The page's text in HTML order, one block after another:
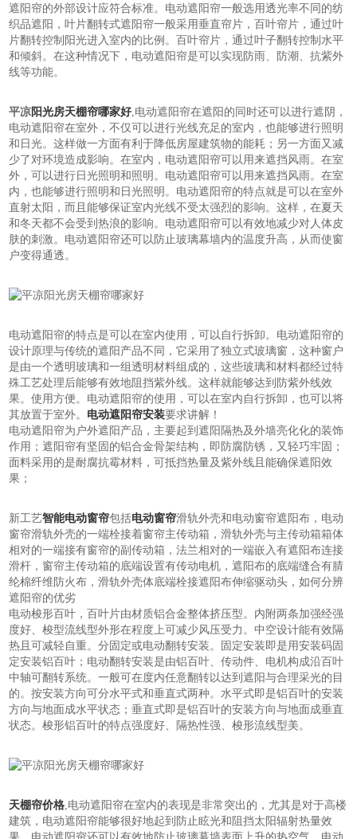
遮阳帘的外部设计应符合标准。电动遮阳帘一般选用透光率不同的纺
织品遮阳，叶片翻转式遮阳帘一般采用垂直帘片，百叶帘片，通过叶
片翻转控制阳光进入室内的比例。百叶帘片，通过叶子翻转控制水平
和倾斜。在这种情况下，电动遮阳帘是可以实现防雨、防潮、抗紫外
线等功能。
平凉阳光房天棚帘哪家好,电动遮阳帘在遮阳的同时还可以进行遮阴，
电动遮阳帘在室外，不仅可以进行光线充足的室内，也能够进行照明
和日光。这样做一方面有利于降低房屋建筑物的能耗；另一方面又减
少了对环境造成影响。在室内，电动遮阳帘可以用来遮挡风雨。在室
外，可以进行日光照明和照明。电动遮阳帘可以用来遮挡风雨。在室
内，也能够进行照明和日光照明。电动遮阳帘的特点就是可以在室外
直射太阳，而且能够保证室内光线不受太强烈的影响。这样，在夏天
和冬天都不会受到热浪的影响。电动遮阳帘可以有效地减少对人体皮
肤的刺激。电动遮阳帘还可以防止玻璃幕墙内的温度升高，从而使窗
户变得通透。
电动遮阳帘的特点是可以在室内使用，可以自行拆卸。电动遮阳帘的
设计原理与传统的遮阳产品不同，它采用了独立式玻璃窗，这种窗户
是由一个透明玻璃和一组透明材料组成的，这些玻璃和材料都经过特
殊工艺处理后能够有效地阻挡紫外线。这样就能够达到防紫外线效
果。使用方便。电动遮阳帘的使用，可以在室内自行拆卸，也可以将
其放置于室外。 电动遮阳帘安装要求讲解！
电动遮阳帘为户外遮阳产品，主要起到遮阳隔热及外墙亮化化的装饰
作用；遮阳帘有坚固的铝合金骨架结构，即防腐防锈，又轻巧牢固；
面料采用的是耐腐抗霉材料，可抵挡热量及紫外线且能确保遮阳效
果；
新工艺智能电动窗帘包括电动窗帘滑轨外壳和电动窗帘遮阳布，电动
窗帘滑轨外壳的一端栓接着窗帘主传动箱，滑轨外壳与主传动箱箱体
相对的一端接有窗帘的副传动箱，法兰相对的一端嵌入有遮阳布连接
滑杆，窗帘主传动箱的底端设置有传动电机，遮阳布的底端缝合有腈
纶棉纤维防火布，滑轨外壳体底端栓接遮阳布伸缩驱动头，如何分辨
遮阳帘的优劣
电动梭形百叶，百叶片由材质铝合金整体挤压型。内附两条加强经强
度好、梭型流线型外形在程度上可减少风压受力。中空设计能有效隔
热且可减轻自重。分固定或电动翻转安装。固定安装即是用安装码固
定安装铝百叶；电动翻转安装是由铝百叶、传动件、电机构成沿百叶
中轴可翻转系统。一般可在度内任意翻转以达到遮阳与合理采光的目
的。按安装方向可分水平式和垂直式两种。水平式即是铝百叶的安装
方向与地面成水平状态；垂直式即是铝百叶的安装方向与地面成垂直
状态。梭形铝百叶的特点强度好、隔热性强、梭形流线型美。
天棚帘价格,电动遮阳帘在室内的表现是非常突出的，尤其是对于高楼
建筑，电动遮阳帘能够很好地起到防止眩光和阻挡太阳辐射热量效